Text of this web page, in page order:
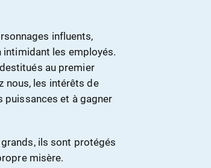
influents,
intimidant les employés.
au premier
nous, les intérêts de
puissances et à gagner
ils sont protégés
misère.